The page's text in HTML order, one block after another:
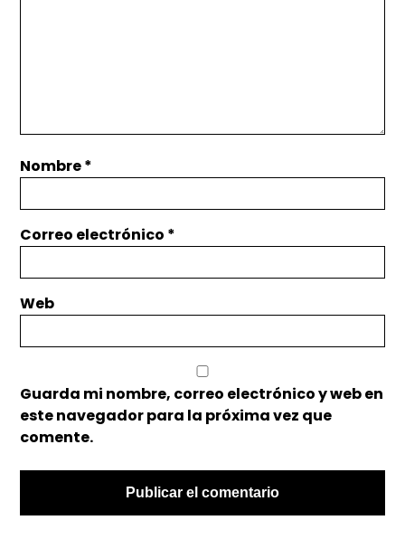
Nombre*
Correo electrónico *
Web
Guarda mi nombre, correo electrónico y web en
este navegador para la próxima vez que
comente.